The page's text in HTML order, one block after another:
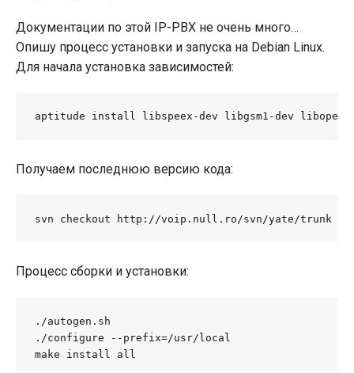
Документации по этой IP-PBX не очень много…
Опишу процесс установки и запуска на Debian Linux.
Для начала установка зависимостей:
aptitude install libspeex-dev libgsm1-dev
Получаем последнюю версию кода:
svn checkout http://voip.null.ro/svn/yate/trunk
Процесс сборки и установки:
./autogen.sh
./configure --prefix=/usr/local
make install all